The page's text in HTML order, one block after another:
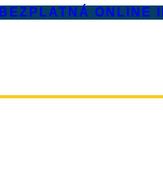
BEZPLATNÁ ONLINE